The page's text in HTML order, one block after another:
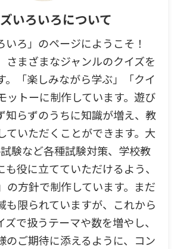
いろいろについて
いろ」のページにようこそ！
さまざまなジャンルのクイズを
。「楽しみながら学ぶ」「クイ
ットーに制作しています。遊び
知らずのうちに知識が増え、教
ていただくことができます。大
験など各種試験対策、学校教
役に立てていただけるよう、
の方針で制作しています。まだ
も限られていますが、これから
で扱うテーマや数を増やし、
のご期待に添えるように、コン